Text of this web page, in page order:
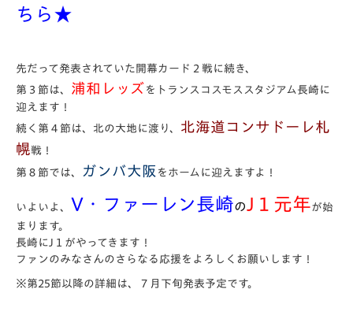
ちら★
先だって発表されていた開幕カード２戦に続き、
第３節は、 浦和レッズ をトランスコスモススタジアム長崎に
迎えます！
続く第４節は、北の大地に渡り、 北海道コンサドーレ札
幌戦！
第８節では、
ガンバ大阪 をホームに迎えますよ！
いよいよ、 V・ファーレン長崎のJ１元年が始
まります。
長崎にJ１がやってきます！
ファンのみなさんのさらなる応援をよろしくお願いします！
※第25節以降の詳細は、７月下旬発表予定です。